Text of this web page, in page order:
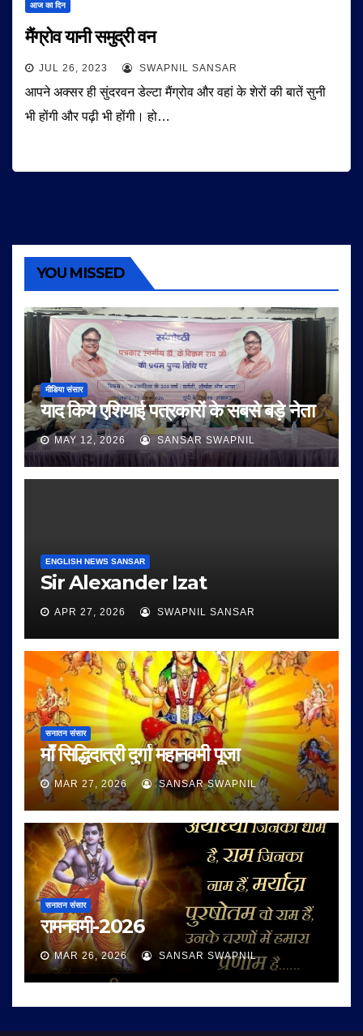
आज का दिन
मैंग्रोव यानी समुद्री वन
JUL 26, 2023 SWAPNIL SANSAR
आपने अक्सर ही सुंदरवन डेल्टा मैंग्रोव और वहां के शेरों की बातें सुनी
भी होंगी और पढ़ी भी होंगी। हो…
YOU MISSED
मीडिया संसार
याद किये एशियाई पत्रकारों के सबसे बड़े नेता
MAY 12, 2026 SANSAR SWAPNIL
ENGLISH NEWS SANSAR
Sir Alexander Izat
APR 27, 2026 SWAPNIL SANSAR
सनातन संसार
माँ सिद्धिदात्री दुर्गा महानवमी पूजा
MAR 27, 2026 SANSAR SWAPNIL
सनातन संसार
रामनवमी-2026
MAR 26, 2026 SANSAR SWAPNIL